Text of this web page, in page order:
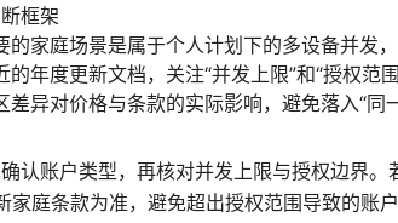
框架
的家庭场景是属于个人计划下的多设备并发
的年度更新文档，关注“并发上限”和“授权范
差异对价格与条款的实际影响，避免落入“同
认账户类型，再核对并发上限与授权边界
庭条款为准，避免超出授权范围导致的账户